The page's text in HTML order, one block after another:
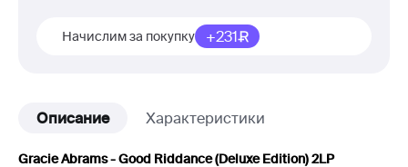
Начислим за покупку +231
Описание Характеристики
Gracie Abrams - Good Riddance (Deluxe Edition) 2LP